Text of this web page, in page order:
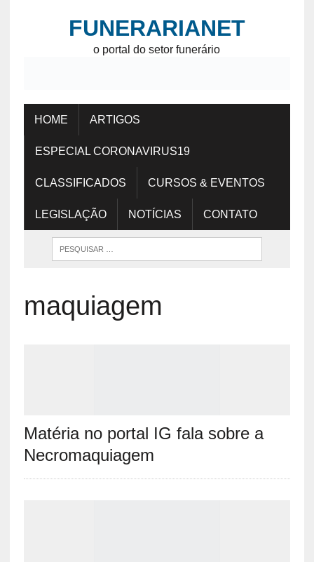
FUNERARIANET
o portal do setor funerário
HOME ARTIGOS
ESPECIAL CORONAVIRUS19
CLASSIFICADOS CURSOS & EVENTOS
LEGISLAÇÃO NOTÍCIAS CONTATO
maquiagem
Matéria no portal IG fala sobre a
Necromaquiagem